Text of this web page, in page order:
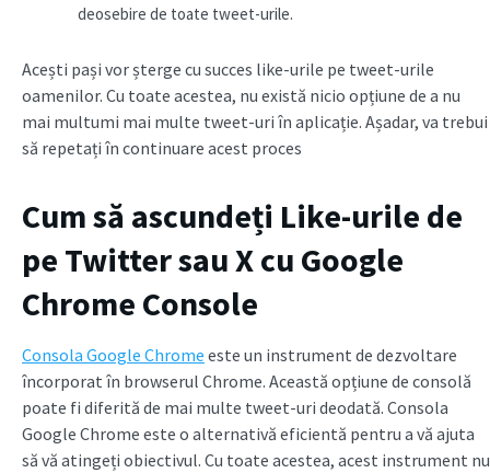
deosebire de toate tweet-urile.
Acești pași vor șterge cu succes like-urile pe tweet-urile
oamenilor. Cu toate acestea, nu există nicio opțiune de a nu
mai multumi mai multe tweet-uri în aplicație. Așadar, va trebui
să repetați în continuare acest proces
Cum să ascundeți Like-urile de
pe Twitter sau X cu Google
Chrome Console
Consola Google Chrome este un instrument de dezvoltare
încorporat în browserul Chrome. Această opțiune de consolă
poate fi diferită de mai multe tweet-uri deodată. Consola
Google Chrome este o alternativă eficientă pentru a vă ajuta
să vă atingeți obiectivul. Cu toate acestea, acest instrument nu